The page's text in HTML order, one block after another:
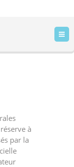
à
par la